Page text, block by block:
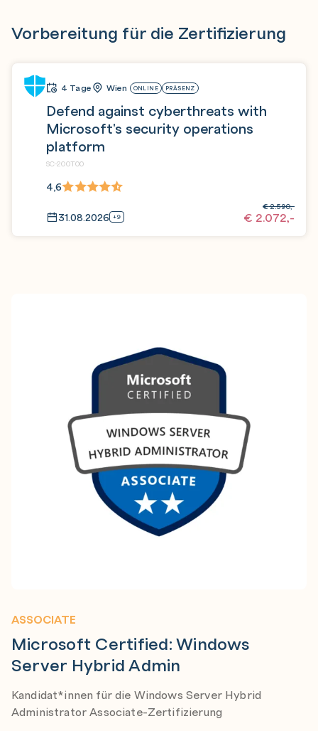
Vorbereitung für die Zertifizierung
4 Tage Wien ONLINE PRÄSENZ
Defend against cyberthreats with
Microsoft's security operations
platform
SC-200T00
4,6
31.08.2026 +9 € 2.072,-
€2.590,-
ASSOCIATE
Microsoft Certified: Windows
Server Hybrid Admin
Kandidat*innen für die Windows Server Hybrid
Administrator Associate-Zertifizierung